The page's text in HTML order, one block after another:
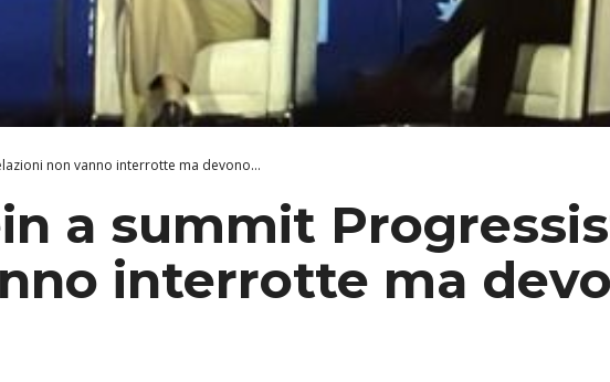
non vanno interrotte ma devono...
a summit
interrotte ma